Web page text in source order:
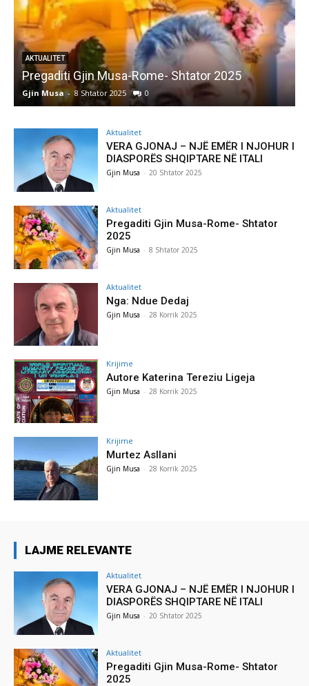
AKTUALITET
Pregaditi Gjin Musa-Rome- Shtator 2025
Gjin Musa - 8 Shtator 2025 0
Aktualitet
VERA GJONAJ – NJË EMËR I NJOHUR I
DIASPORËS SHQIPTARE NË ITALI
Gjin Musa - 20 Shtator 2025
Aktualitet
Pregaditi Gjin Musa-Rome- Shtator
2025
Gjin Musa - 8 Shtator 2025
Aktualitet
Nga: Ndue Dedaj
Gjin Musa - 28 Korrik 2025
Krijime
Autore Katerina Tereziu Ligeja
Gjin Musa - 28 Korrik 2025
Krijime
Murtez Asllani
Gjin Musa - 28 Korrik 2025
LAJME RELEVANTE
Aktualitet
VERA GJONAJ – NJË EMËR I NJOHUR I
DIASPORËS SHQIPTARE NË ITALI
Gjin Musa - 20 Shtator 2025
Aktualitet
Pregaditi Gjin Musa-Rome- Shtator
2025